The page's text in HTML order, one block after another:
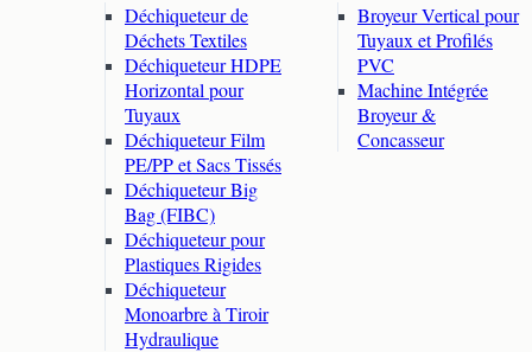
Déchiqueteur de
Déchets Textiles
Déchiqueteur HDPE
Horizontal pour
Tuyaux
Déchiqueteur Film
PE/PP et Sacs Tissés
Déchiqueteur Big
Bag (FIBC)
Déchiqueteur pour
Plastiques Rigides
Déchiqueteur
Monoarbre à Tiroir
Hydraulique
Broyeur Vertical pour
Tuyaux et Profilés
PVC
Machine Intégrée
Broyeur &
Concasseur